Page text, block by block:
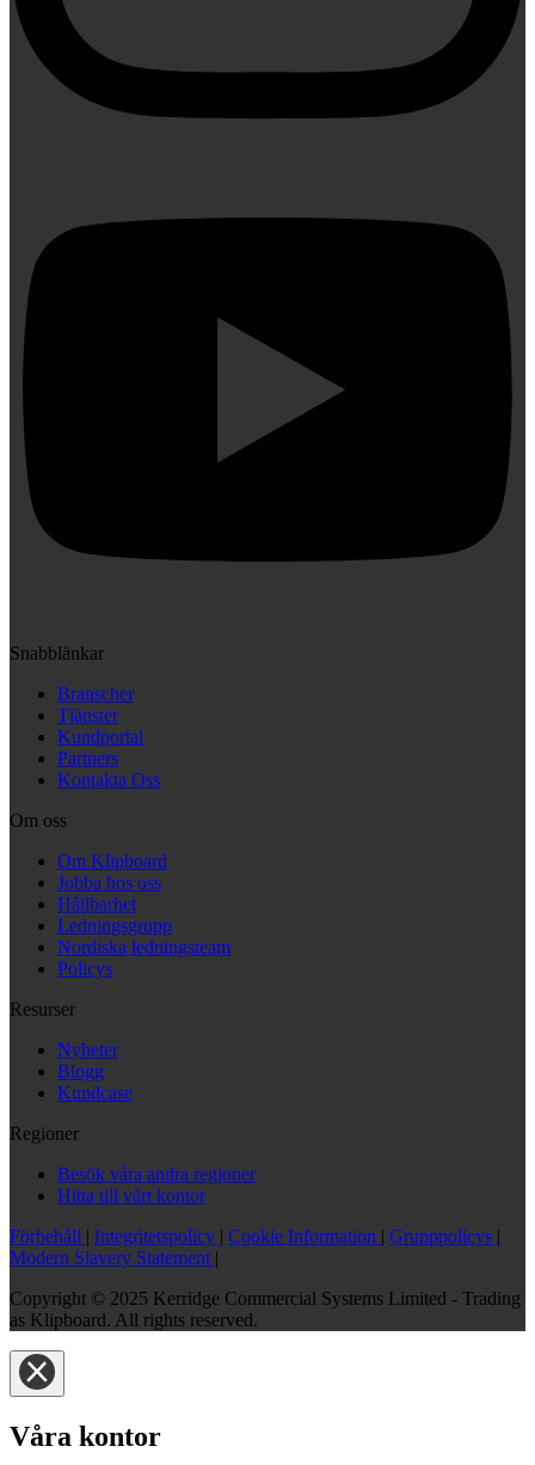
Snabblänkar
Branscher
Tjänster
Kundportal
Partners
Kontakta Oss
Om oss
Om Klipboard
Jobba hos oss
Hållbarhet
Ledningsgrupp
Nordiska ledningsteam
Policys
Resurser
Nyheter
Blogg
Kundcase
Regioner
Besök våra andra regioner
Hitta till vårt kontor
Förbehåll | Integritetspolicy | Cookie Information | Grupppolicys |
Modern Slavery Statement |
Copyright © 2025 Kerridge Commercial Systems Limited - Trading
as Klipboard. All rights reserved.
Våra kontor